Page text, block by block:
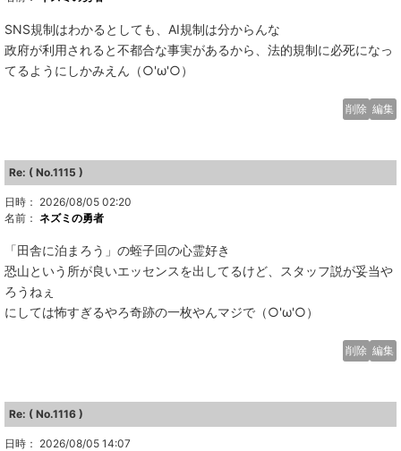
SNS規制はわかるとしても、AI規制は分からんな
政府が利用されると不都合な事実があるから、法的規制に必死になっ
てるようにしかみえん（○'ω'○）
編集
削除
Re: ( No.1115 )
日時： 2026/08/05 02:20
名前： ネズミの勇者
「田舎に泊まろう」の蛭子回の心霊好き
恐山という所が良いエッセンスを出してるけど、スタッフ説が妥当や
ろうねぇ
にしては怖すぎるやろ奇跡の一枚やんマジで（○'ω'○）
編集
削除
Re: ( No.1116 )
日時： 2026/08/05 14:07